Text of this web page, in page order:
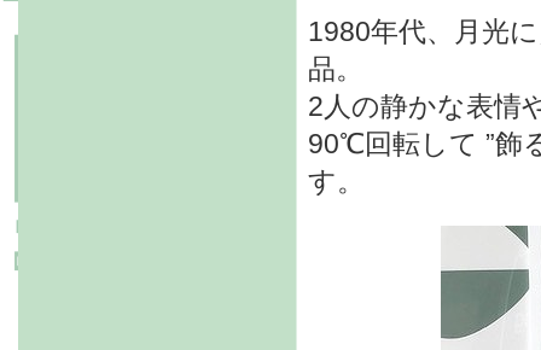
1980年代、月光
品。
2人の静かな表情
90℃回転して ”飾
す。